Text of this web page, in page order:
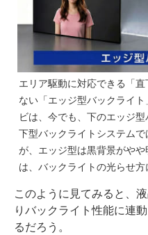
エリア駆動に対応できる「
ない「エッジ型バックライ
ビは、今でも、下のエッジ
下型バックライトシステム
が、エッジ型は黒背景がや
は、バックライトの光らせ
このように見てみると、
りバックライト性能に連
るだろう。